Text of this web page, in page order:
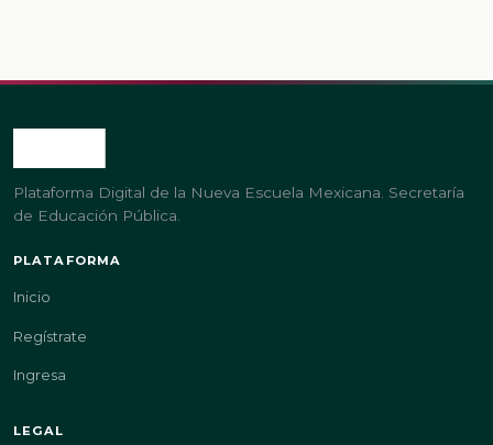
Plataforma Digital de la Nueva Escuela Mexicana. Secretaría
de Educación Pública.
PLATAFORMA
Inicio
Regístrate
Ingresa
LEGAL